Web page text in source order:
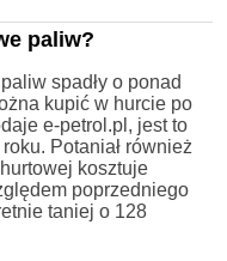
paliw?
spadły o ponad
kupić w hurcie po
e-petrol.pl, jest to
Potaniał również
kosztuje
poprzedniego
taniej o 128